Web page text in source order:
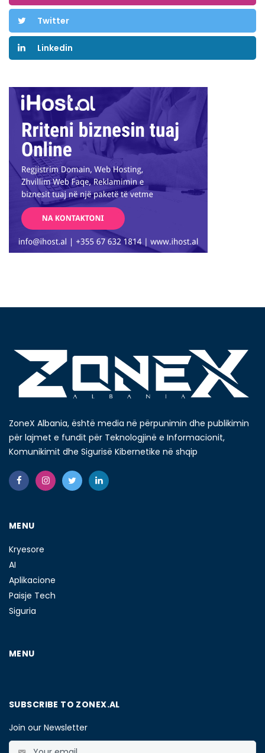
Twitter
Linkedin
ZoneX Albania, është media në përpunimin dhe publikimin
për lajmet e fundit për Teknologjinë e Informacionit,
Komunikimit dhe Sigurisë Kibernetike në shqip
MENU
Kryesore
AI
Aplikacione
Paisje Tech
Siguria
MENU
SUBSCRIBE TO ZONEX.AL
Join our Newsletter